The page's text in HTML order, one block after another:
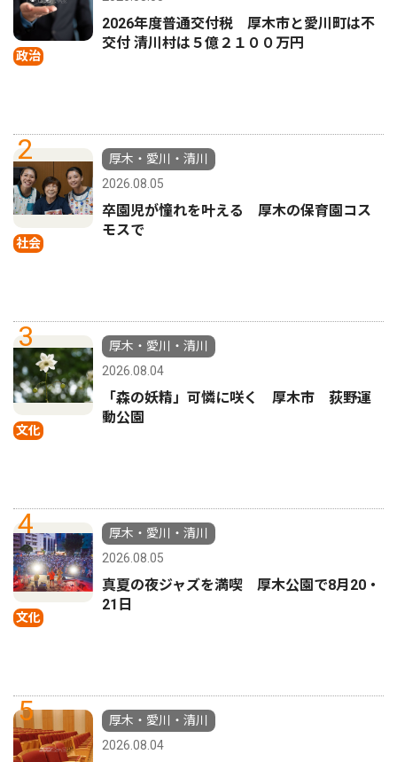
政治
2026年度普通交付税 厚木市と愛川町は不
交付 清川村は５億２１００万円
2
社会
厚木・愛川・清川
2026.08.05
卒園児が憧れを叶える 厚木の保育園コス
モスで
3
文化
厚木・愛川・清川
2026.08.04
「森の妖精」可憐に咲く 厚木市 荻野運
動公園
4
文化
厚木・愛川・清川
2026.08.05
真夏の夜ジャズを満喫 厚木公園で8月20・
21日
5
厚木・愛川・清川
2026.08.04